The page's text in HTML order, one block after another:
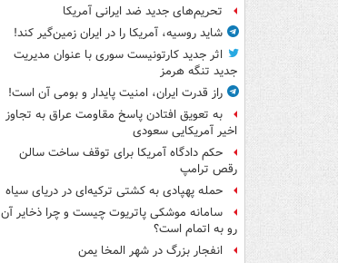
تحریم‌های جدید ضد ایرانی آمریکا
شاید روسیه، آمریکا را در ایران زمین‌گیر کند!
اثر جدید کارتونیست سوری با عنوان مدیریت
جدید تنگه هرمز
راز قدرت ایران، امنیت پایدار و بومی آن است!
به تعویق افتادن پاسخ مقاومت عراق به تجاوز
اخیر آمریکایی سعودی
حکم دادگاه آمریکا برای توقف ساخت سالن
رقص ترامپ
حمله پهپادی به کشتی ترکیه‌ای در دریای سیاه
سامانه موشکی پاتریوت چیست و چرا ذخایر آن
رو به اتمام است؟
انفجار بزرگ در شهر المخا یمن